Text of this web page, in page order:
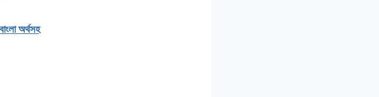
অর্থসহ